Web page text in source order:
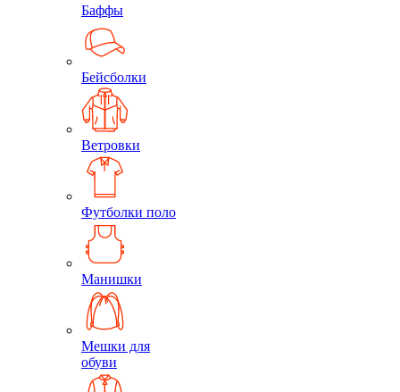
Баффы
Бейсболки
Ветровки
Футболки поло
Манишки
Мешки для
обуви